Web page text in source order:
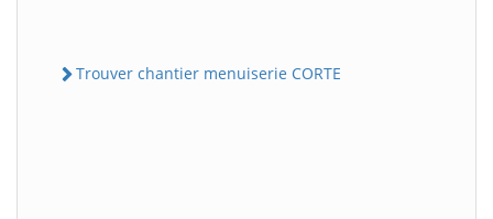
Trouver chantier menuiserie CORTE